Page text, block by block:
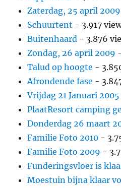
Zaterdag, 25 april 2009
Schuurtent - 3.917
Buitenhaard - 3.876
Zondag, 26 april 2009
Talud op hoogte -
Afrondende fase -
Vrijdag 21 Januari 2005
PlaatResort camping
Donderdag 26 maart
Familie Foto 2010 -
Familie Foto 2009 -
Funderingsvloer is
Moestuin bijna klaar